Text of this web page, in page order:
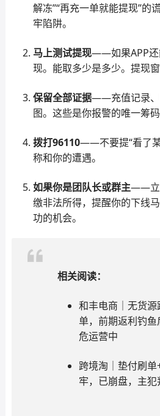
解冻”“再充一单就能提现”的
牢陷阱。
马上测试提现——如果APP还
现。能取多少是多少。提现
保留全部证据——充值记录、
图。这些是你报警的唯一筹码
拨打96110——不要提“看了
称和你的遭遇。
如果你是团队长或群主——立
缴非法所得，提醒你的下线
功的机会。
相关阅读：
和丰电商｜无货
单，前期返利钓
危运营中
跨境淘｜垫付刷
牢，已崩盘，主犯